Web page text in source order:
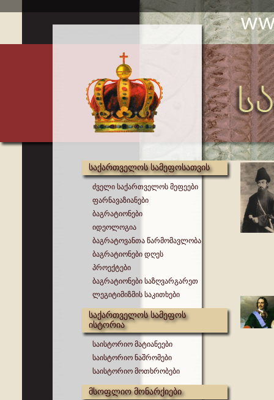
საქართველოს სამეფოსათვის
ძველი საქართველოს მეფეები
ფარნავაზიანები
ბაგრატიონები
იდეოლოგია
ბაგრატოვანთა წარმომავლობა
ბაგრატიონები დღეს
პროექტები
ბაგრატიონები საზღვარგარეთ
ლეგიტიმიზმის საკითხები
საქართველოს სამეფოს
ისტორია
საისტორიო მატიანეები
საისტორიო ნაშრომები
საისტორიო მოთხრობები
მსოფლიო მონარქიები